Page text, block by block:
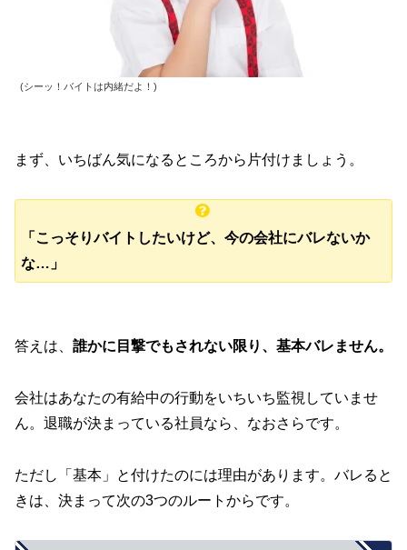
(シーッ！バイトは内緒だよ！)
まず、いちばん気になるところから片付けましょう。
「こっそりバイトしたいけど、今の会社にバレないか
な…」
答えは、 誰かに目撃でもされない限り、基本バレません。
会社はあなたの有給中の行動をいちいち監視していませ
ん。退職が決まっている社員なら、なおさらです。
ただし「基本」と付けたのには理由があります。バレると
きは、決まって次の3つのルートからです。